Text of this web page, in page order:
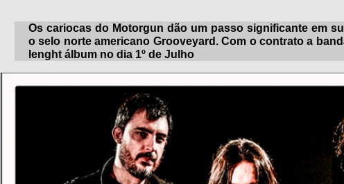
Os cariocas do Motorgun dão um passo significante em
o selo norte americano Grooveyard. Com o contrato a
lenght álbum no dia 1º de Julho